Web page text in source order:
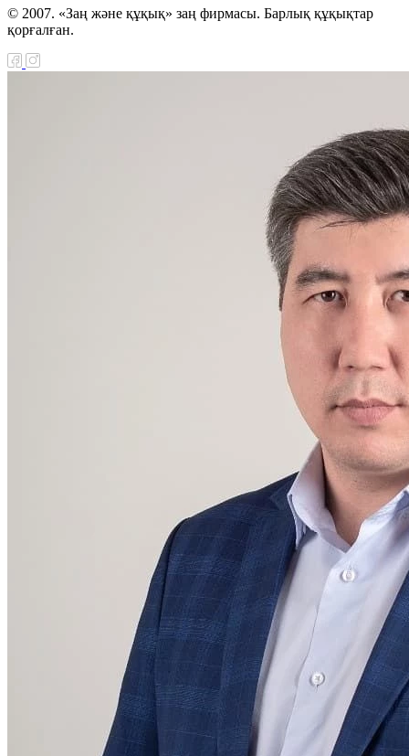
© 2007. «Заң және құқық» заң фирмасы. Барлық құқықтар
қорғалған.